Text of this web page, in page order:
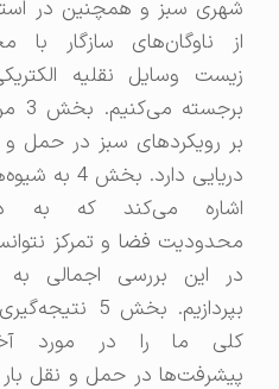
شهری سبز و همچنین در استفاده
از ناوگان‌های سازگار با محیط
زیست وسایل نقلیه الکتریکی را
برجسته می‌کنیم. بخش 3 مروری
بر رویکردهای سبز در حمل و نقل
دریایی دارد. بخش 4 به شیوه‌هایی
اشاره می‌کند که به دلیل
محدودیت فضا و تمرکز نتوانستیم
در این بررسی اجمالی به آنها
بپردازیم. بخش 5 نتیجه‌گیری‌های
کلی ما را در مورد آخرین
پیشرفت‌ها در حمل و نقل بار سبز